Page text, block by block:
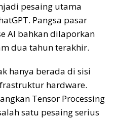
pesaing utama
Pangsa pasar
AI bahkan dilaporkan
dua tahun terakhir.
hanya berada di sisi
hardware.
Tensor Processing
satu pesaing serius